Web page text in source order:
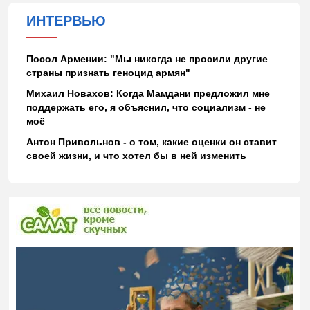
ИНТЕРВЬЮ
Посол Армении: "Мы никогда не просили другие
страны признать геноцид армян"
Михаил Новахов: Когда Мамдани предложил мне
поддержать его, я объяснил, что социализм - не
моё
Антон Привольнов - о том, какие оценки он ставит
своей жизни, и что хотел бы в ней изменить